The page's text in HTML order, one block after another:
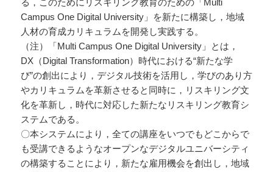
る，このためにリスキリング教育のための「Multi
Campus One Digital University」を新たに構築し，地域
人材の育成カリキュラムを開発し実践する。
（注）「Multi Campus One Digital University」とは，
DX（Digital Transformation）時代における“新たな学
び”の創出により，デジタル技術を活用し，学びのあり方
やカリキュラムを革新させると同時に，リスキリング文
化を革新し，時代に対応した新たなリスキリング教育シ
ステムである。
〇本システムにより，全ての講座をいつでもどこからで
も受講できるようなオープンなデジタルユニバーシティ
の構築することにより，新たな雇用機会を創出し，地域